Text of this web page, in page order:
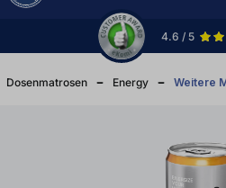
4.6 / 5
Dosenmatrosen Energy Weitere